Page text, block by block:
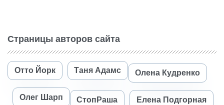
Страницы авторов сайта
Отто Йорк Таня Адамс Олена Кудренко
Олег Шарп СтопРаша Елена Подгорная